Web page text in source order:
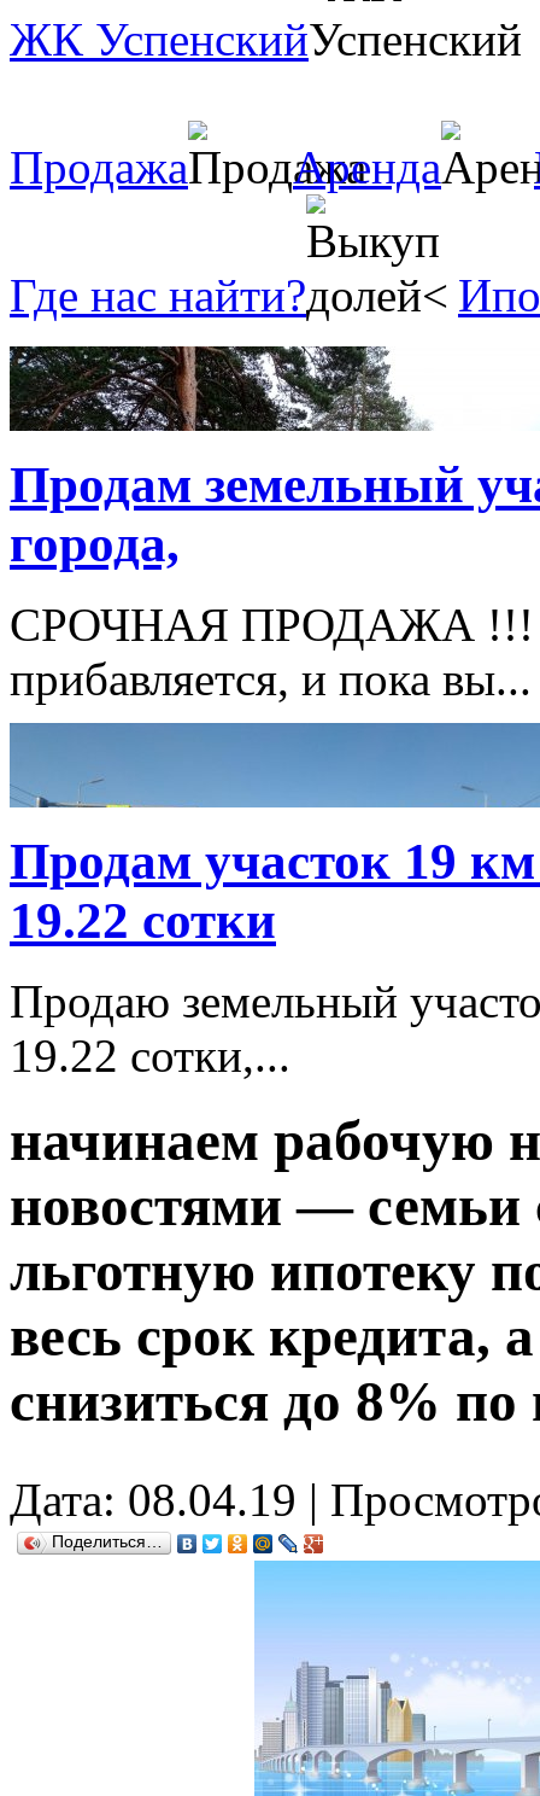
ЖК Успенский
Продажа Аренда
Где нас найти?
Продам земельный
города,
СРОЧНАЯ ПРОДАЖА !!!
прибавляется, и пока вы...
Продам участок 19
19.22 сотки
Продаю земельный
19.22 сотки,...
начинаем рабочую
новостями — семьи
льготную ипотеку
весь срок кредита,
снизиться до 8%
Дата: 08.04.19 |
Поделиться…